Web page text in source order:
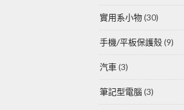
實用系小物(30)
手機/平板保護殼(9)
汽車 (3)
筆記型電腦(3)